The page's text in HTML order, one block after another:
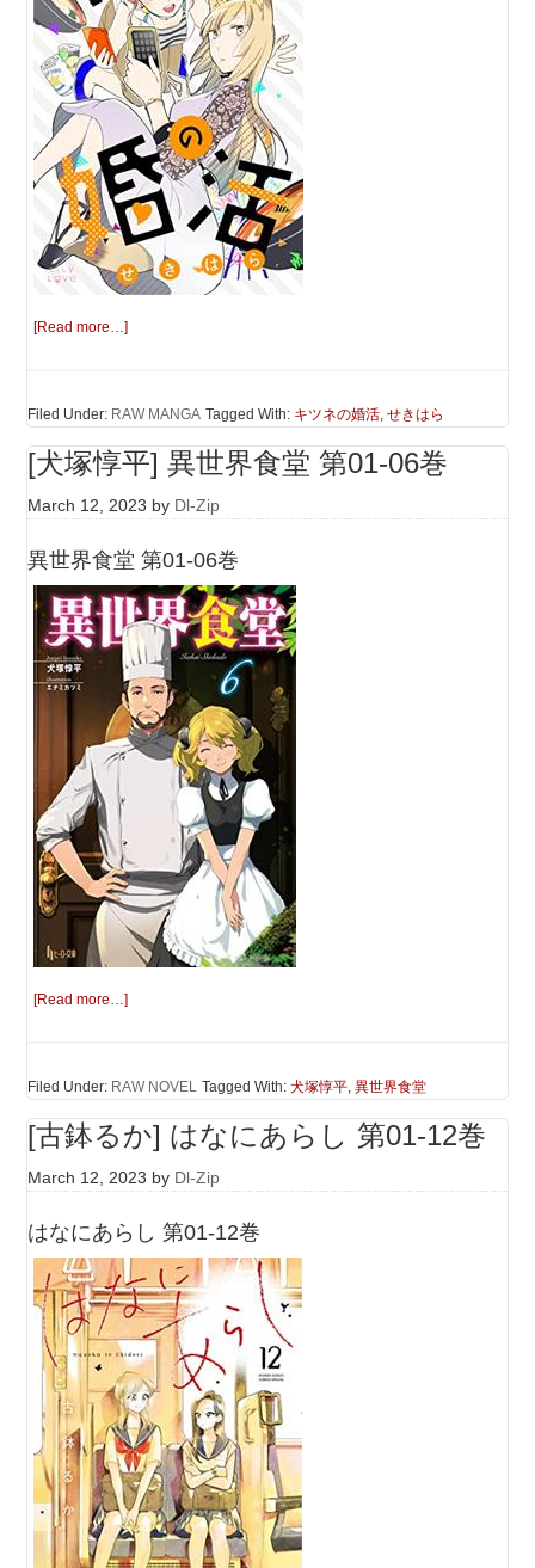
[Read more…]
Filed Under: RAW MANGA Tagged With: キツネの婚活,せきはら
[犬塚惇平] 異世界食堂 第01-06巻
March 12, 2023 by Dl-Zip
異世界食堂 第01-06巻
[Read more…]
Filed Under: RAW NOVEL Tagged With:犬塚惇平,異世界食堂
[古鉢るか] はなにあらし 第01-12巻
March 12, 2023 by Dl-Zip
はなにあらし 第01-12巻